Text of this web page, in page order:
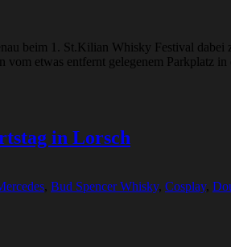
beim 1. St.Kilian Whisky Festival
vom etwas entfernt gelegenem Parkplatz
in Lorsch
, Bud Spencer Whisky, Cosplay,